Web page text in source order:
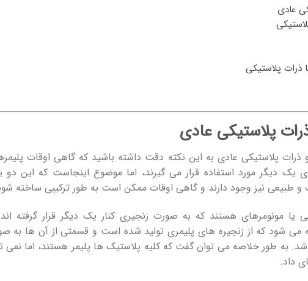
عادی
ذرات پلاستیکی
پلاستیکی عادی
ذرات پلاستیکی عادی به این نکته دقت داشته باشید که گاهی اوقات
دیگر مورد استفاده قرار می گیرند، اما موضوع اینجاست که این دو
و طبیعی نیز وجود دارند و گاهی اوقات ممکن است به طور ترکیبی ساخته
یا مونومرهای هستند که به صورت زنجیری کنار یک دیگر قرار گرفته اند
می شود که از زنجیره های پلیمری تولید شده است و قسمتی از آن ها به
به طور خلاصه می‌ توان گفت که کلیه پلاستیک ها پلیمر هستند، اما نمی
داد.